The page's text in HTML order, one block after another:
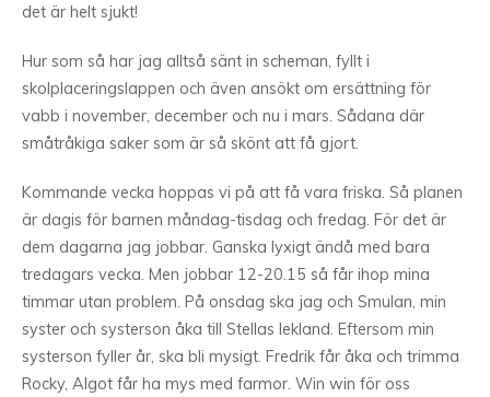
det är helt sjukt!
Hur som så har jag alltså sänt in scheman, fyllt i
skolplaceringslappen och även ansökt om ersättning för
vabb i november, december och nu i mars. Sådana där
småtråkiga saker som är så skönt att få gjort.
Kommande vecka hoppas vi på att få vara friska. Så planen
är dagis för barnen måndag-tisdag och fredag. För det är
dem dagarna jag jobbar. Ganska lyxigt ändå med bara
tredagars vecka. Men jobbar 12-20.15 så får ihop mina
timmar utan problem. På onsdag ska jag och Smulan, min
syster och systerson åka till Stellas lekland. Eftersom min
systerson fyller år, ska bli mysigt. Fredrik får åka och trimma
Rocky, Algot får ha mys med farmor. Win win för oss